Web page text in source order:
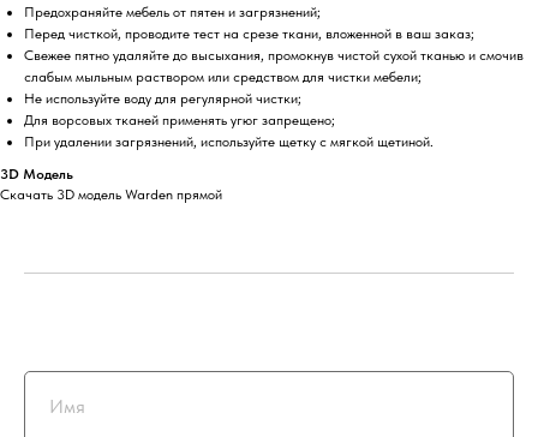
Предохраняйте мебель от пятен и загрязнений;
Перед чисткой, проводите тест на срезе ткани, вложенной в ваш заказ;
Свежее пятно удаляйте до высыхания, промокнув чистой сухой тканью и смочив
слабым мыльным раствором или средством для чистки мебели;
Не используйте воду для регулярной чистки;
Для ворсовых тканей применять угюг запрещено;
При удалении загрязнений, используйте щетку с мягкой щетиной.
3D Модель
Скачать 3D модель Warden прямой